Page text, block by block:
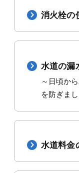
消火栓の
水道の漏
～日頃か
を防ぎま
水道料金